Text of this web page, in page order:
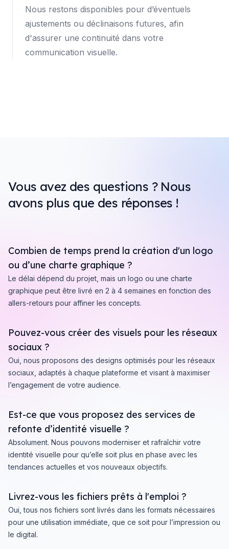
Nous restons disponibles pour d’éventuels
ajustements ou déclinaisons futures, afin
d'assurer une continuité dans votre
communication visuelle.
Vous avez des questions ? Nous
avons plus que des réponses !
Combien de temps prend la création d'un logo
ou d’une charte graphique ?
Le délai dépend du projet, mais un logo ou une charte
graphique peut être livré en 2 à 4 semaines en fonction des
allers-retours pour affiner les concepts.
Pouvez-vous créer des visuels pour les réseaux
sociaux ?
Oui, nous proposons des designs optimisés pour les réseaux
sociaux, adaptés à chaque plateforme et visant à maximiser
l’engagement de votre audience.
Est-ce que vous proposez des services de
refonte d’identité visuelle ?
Absolument. Nous pouvons moderniser et rafraîchir votre
identité visuelle pour qu’elle soit plus en phase avec les
tendances actuelles et vos nouveaux objectifs.
Livrez-vous les fichiers prêts à l'emploi ?
Oui, tous nos fichiers sont livrés dans les formats nécessaires
pour une utilisation immédiate, que ce soit pour l’impression ou
le digital.